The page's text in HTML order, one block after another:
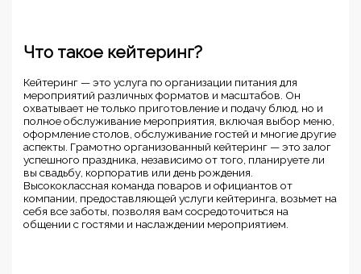
Что такое кейтеринг?
Кейтеринг — это услуга по организации питания для
мероприятий различных форматов и масштабов. Он
охватывает не только приготовление и подачу блюд, но и
полное обслуживание мероприятия, включая выбор меню,
оформление столов, обслуживание гостей и многие другие
аспекты. Грамотно организованный кейтеринг — это залог
успешного праздника, независимо от того, планируете ли
вы свадьбу, корпоратив или день рождения.
Высококлассная команда поваров и официантов от
компании, предоставляющей услуги кейтеринга, возьмет на
себя все заботы, позволяя вам сосредоточиться на
общении с гостями и наслаждении мероприятием.